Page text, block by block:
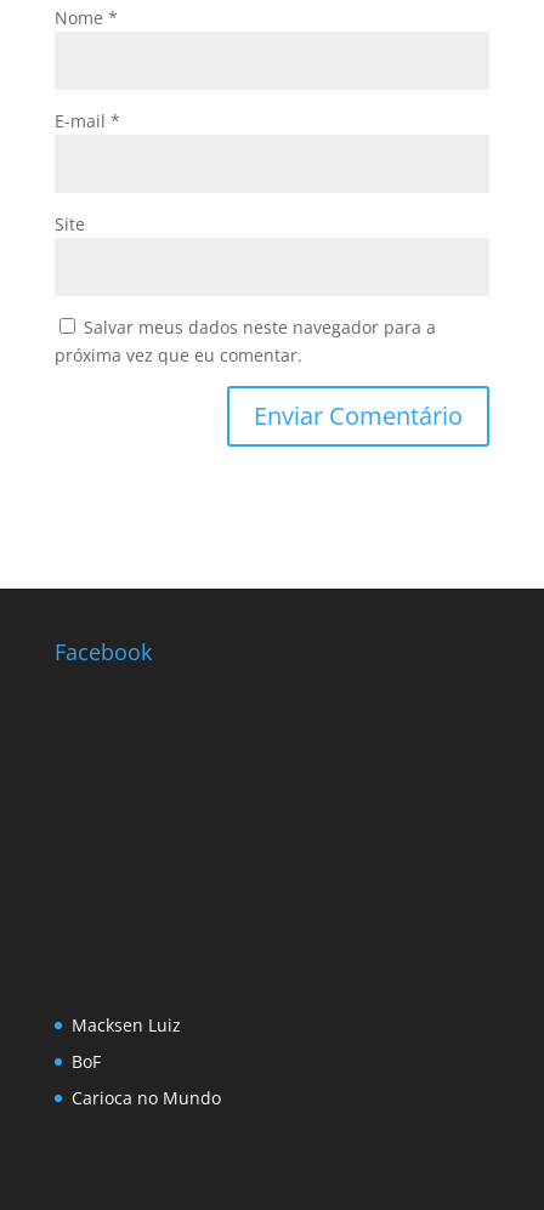
Nome *
E-mail *
Site
Salvar meus dados neste navegador para a
próxima vez que eu comentar.
Facebook
Macksen Luiz
BoF
Carioca no Mundo